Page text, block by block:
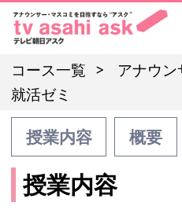
コース一覧 アナウン
就活ゼミ
授業内容 概要
授業内容